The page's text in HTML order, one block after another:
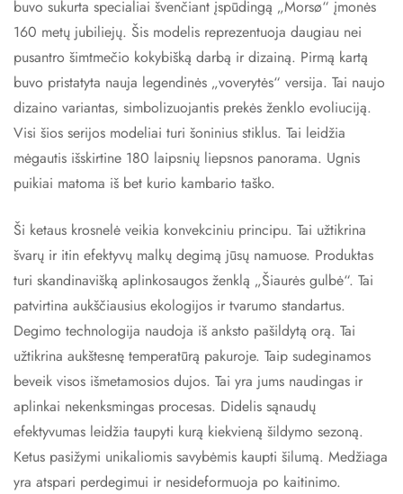
buvo sukurta specialiai švenčiant įspūdingą „Morsø“ įmonės
160 metų jubiliejų. Šis modelis reprezentuoja daugiau nei
pusantro šimtmečio kokybišką darbą ir dizainą. Pirmą kartą
buvo pristatyta nauja legendinės „voverytės“ versija. Tai naujo
dizaino variantas, simbolizuojantis prekės ženklo evoliuciją.
Visi šios serijos modeliai turi šoninius stiklus. Tai leidžia
mėgautis išskirtine 180 laipsnių liepsnos panorama. Ugnis
puikiai matoma iš bet kurio kambario taško.
Ši ketaus krosnelė veikia konvekciniu principu. Tai užtikrina
švarų ir itin efektyvų malkų degimą jūsų namuose. Produktas
turi skandinavišką aplinkosaugos ženklą „Šiaurės gulbė“. Tai
patvirtina aukščiausius ekologijos ir tvarumo standartus.
Degimo technologija naudoja iš anksto pašildytą orą. Tai
užtikrina aukštesnę temperatūrą pakuroje. Taip sudeginamos
beveik visos išmetamosios dujos. Tai yra jums naudingas ir
aplinkai nekenksmingas procesas. Didelis sąnaudų
efektyvumas leidžia taupyti kurą kiekvieną šildymo sezoną.
Ketus pasižymi unikaliomis savybėmis kaupti šilumą. Medžiaga
yra atspari perdegimui ir nesideformuoja po kaitinimo.